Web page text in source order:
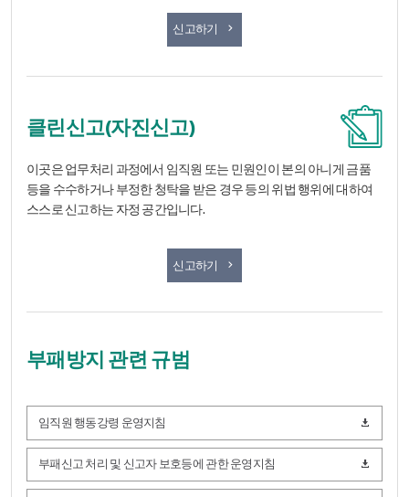
체육산업 청렴마당
신고하기
클린신고(자진신고)
이곳은 업무처리 과정에서 임직원 또는 민원인이 본의 아니게 금품
등을 수수하거나 부정한 청탁을 받은 경우 등의 위법 행위에 대하여
스스로 신고하는 자정 공간입니다.
클린신고(자진신고)
신고하기
부패방지 관련 규범
임직원 행동강령 운영지침
부패신고 처리 및 신고자 보호등에 관한 운영지침